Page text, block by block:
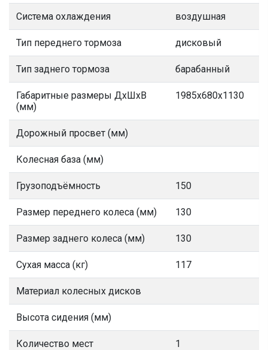
Система охлаждения воздушная
Тип переднего тормоза дисковый
Тип заднего тормоза барабанный
Габаритные размеры ДхШхВ
(мм)
1985х680х1130
Дорожный просвет (мм)
Колесная база (мм)
Грузоподъёмность 150
Размер переднего колеса (мм) 130
Размер заднего колеса (мм) 130
Сухая масса (кг) 117
Материал колесных дисков
Высота сидения (мм)
Количество мест 1